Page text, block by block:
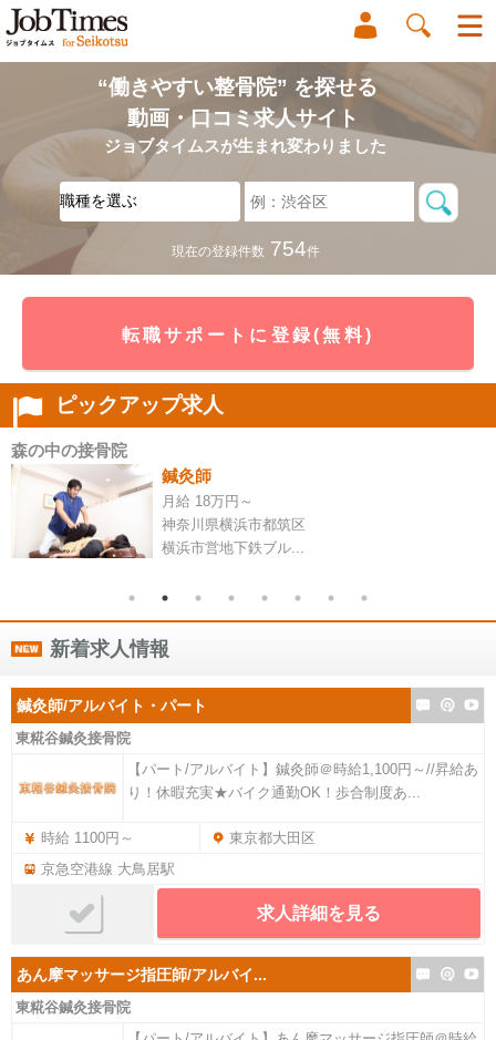
“働きやすい整骨院” を探せる
動画・口コミ求人サイト
ジョブタイムスが生まれ変わりました
現在の登録件数 754件
転職サポートに登録(無料)
ピックアップ求人
の接骨院
鍼灸師
月給 18万円～
神奈川県横浜市都筑区
横浜市営地下鉄ブル...
新着求人情報
鍼灸師/アルバイト・パート
東糀谷鍼灸接骨院
【パート/アルバイト】鍼灸師＠時給1,100円～//昇給あ
り！休暇充実★バイク通勤OK！歩合制度あ...
時給 1100円～
東京都大田区
京急空港線 大鳥居駅
求人詳細を見る
あん摩マッサージ指圧師/アルバイ...
東糀谷鍼灸接骨院